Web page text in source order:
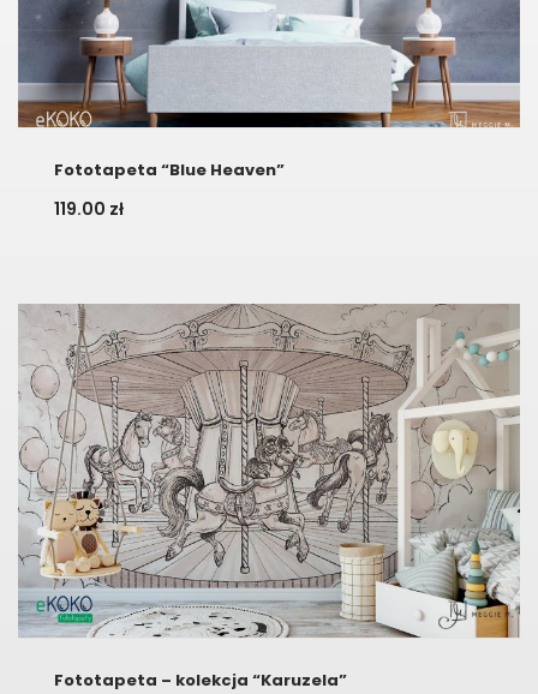
Fototapeta “Blue Heaven”
119.00 zł
Fototapeta – kolekcja “Karuzela”